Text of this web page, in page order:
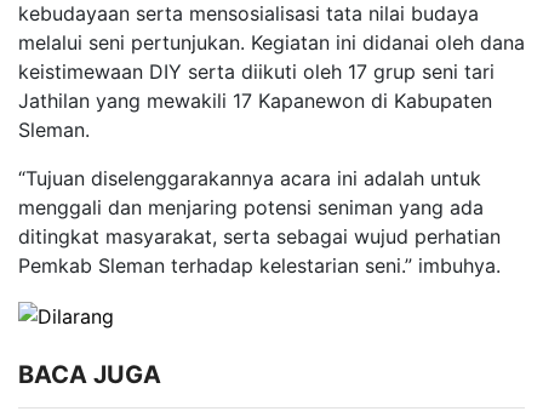
kebudayaan serta mensosialisasi tata nilai budaya
melalui seni pertunjukan. Kegiatan ini didanai oleh dana
keistimewaan DIY serta diikuti oleh 17 grup seni tari
Jathilan yang mewakili 17 Kapanewon di Kabupaten
Sleman.
“Tujuan diselenggarakannya acara ini adalah untuk
menggali dan menjaring potensi seniman yang ada
ditingkat masyarakat, serta sebagai wujud perhatian
Pemkab Sleman terhadap kelestarian seni.” imbuhya.
BACA JUGA